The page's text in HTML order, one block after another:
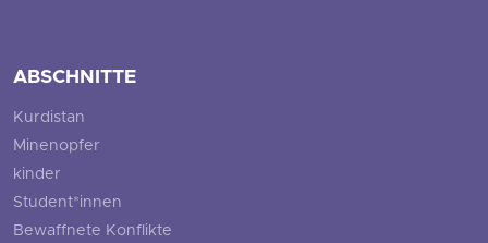
ABSCHNITTE
Kurdistan
Minenopfer
kinder
Student*innen
Bewaffnete Konflikte